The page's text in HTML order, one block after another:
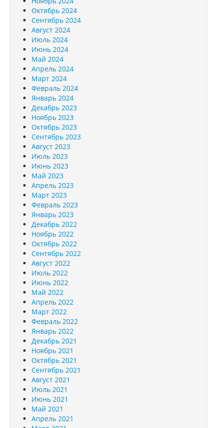
Октябрь 2024
Сентябрь 2024
Август 2024
Июль 2024
Июнь 2024
Май 2024
Апрель 2024
Март 2024
Февраль 2024
Январь 2024
Декабрь 2023
Ноябрь 2023
Октябрь 2023
Сентябрь 2023
Август 2023
Июль 2023
Июнь 2023
Май 2023
Апрель 2023
Март 2023
Февраль 2023
Январь 2023
Декабрь 2022
Ноябрь 2022
Октябрь 2022
Сентябрь 2022
Август 2022
Июль 2022
Июнь 2022
Май 2022
Апрель 2022
Март 2022
Февраль 2022
Январь 2022
Декабрь 2021
Ноябрь 2021
Октябрь 2021
Сентябрь 2021
Август 2021
Июль 2021
Июнь 2021
Май 2021
Апрель 2021